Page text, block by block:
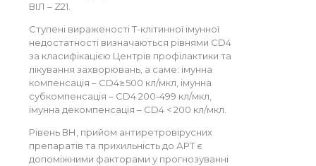
ВІЛ – Z21.
Ступені вираженості Т-клітинної імунної
недостатності визначаються рівнями CD4
за класифікацією Центрів профілактики та
лікування захворювань, а саме: імунна
компенсація – CD4≥500 кл/мкл, імунна
субкомпенсація – CD4 200-499 кл/мкл,
імунна декомпенсація – CD4 < 200 кл/мкл.
Рівень ВН, прийом антиретровірусних
препаратів та прихильність до АРТ є
допоміжними факторами у прогнозуванні